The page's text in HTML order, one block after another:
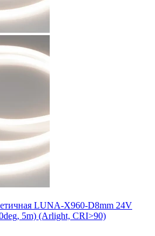
LUNA-X960-D8mm 24V
5m) (Arlight, CRI>90)